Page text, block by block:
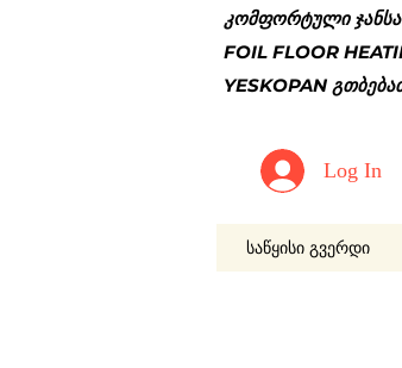
კომფორტული
FOIL FLOOR
YESKOPAN
Log In
საწყისი გვერდი